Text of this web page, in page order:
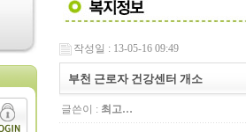
작성일 : 13-05-16 09:49
부천 근로자 건강센터 개소
글쓴이 : 최고…